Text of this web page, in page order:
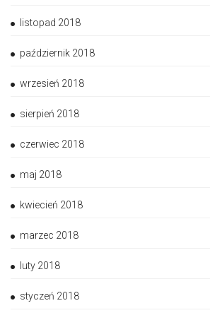
listopad 2018
październik 2018
wrzesień 2018
sierpień 2018
czerwiec 2018
maj 2018
kwiecień 2018
marzec 2018
luty 2018
styczeń 2018